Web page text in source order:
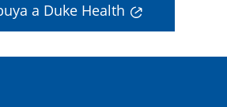
a Duke Health